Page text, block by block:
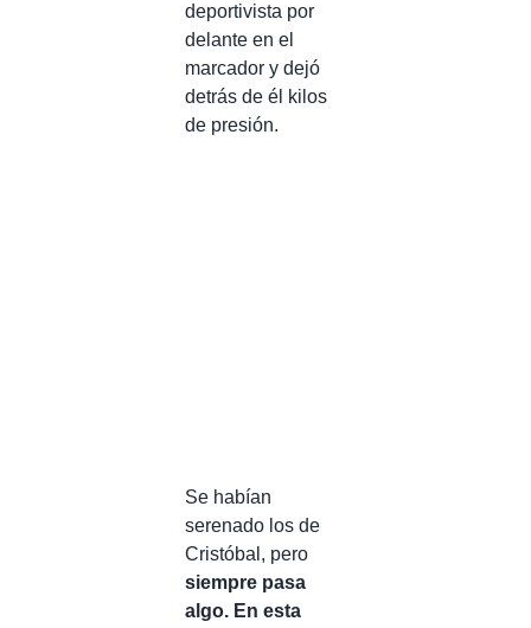
deportivista por
delante en el
marcador y dejó
detrás de él kilos
de presión.
Se habían
serenado los de
Cristóbal, pero
siempre pasa
algo. En esta